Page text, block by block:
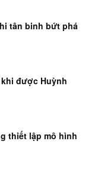
tân binh bứt phá
khi được Huỳnh
thiết lập mô hình